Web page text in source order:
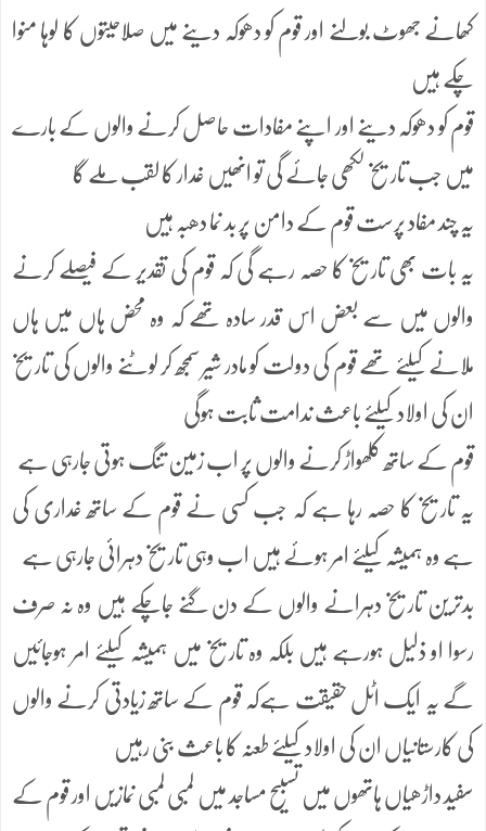
کھانے جھوٹ بولنے اور قوم کو دھوکہ دینے میں صلاحیتوں کا لوہا منوا
چکے ہیں
قوم کو دھوکہ دینے اور اپنے مفادات حاصل کرنے والوں کے بارے
میں جب تاریخ لکھی جائے گی تو انھیں غدار کا لقب ملے گا
یہ چند مفاد پرست قوم کے دامن پر بد نما دھبہ ہیں
یہ بات بھی تاریخ کا حصہ رہے گی کہ قوم کی تقدیر کے فیصلے کرنے
والوں میں سے بعض اس قدر سادہ تھے کہ وہ محض ہاں میں ہاں
ملانے کیلئے تھے قوم کی دولت کو مادر شیر سمجھ کر لوٹنے والوں کی تاریخ
ان کی اولاد کیلئے باعث ندامت ثابت ہوگی
قوم کے ساتھ کلھواڑ کرنے والوں پر اب زمین تنگ ہوتی جارہی ہے
یہ تاریخ کا حصہ رہا ہے کہ جب کسی نے قوم کے ساتھ غداری کی
ہے وہ ہمیشہ کیلئے امر ہوئے ہیں اب وہی تاریخ دہرائی جارہی ہے
بدترین تاریخ دہرانے والوں کے دن گنے جاچکے ہیں وہ نہ صرف
رسوا او ذلیل ہورہے ہیں بلکہ وہ تاریخ میں ہمیشہ کیلئے امر ہوجائیں
گے یہ ایک اٹل حقیقت ہےکہ قوم کے ساتھ زیادتی کرنے والوں
کی کارستانیاں ان کی اولاد کیلئے طعنہ کا باعث بنی رہیں
سفید داڑھیاں ہاتھوں میں تسبیح مساجد میں لمبی لمبی نمازیں اور قوم کے